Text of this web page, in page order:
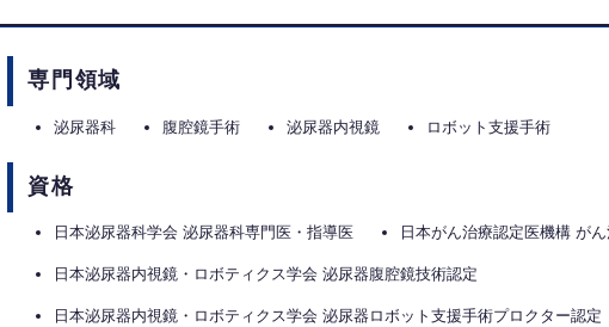
専門領域
泌尿器科 腹腔鏡手術 泌尿器内視鏡 ロボット支援手術
資格
日本泌尿器科学会 泌尿器科専門医・指導医 日本がん治療認定医機構 が
日本泌尿器内視鏡・ロボティクス学会 泌尿器腹腔鏡技術認定
日本泌尿器内視鏡・ロボティクス学会 泌尿器ロボット支援手術プロクター認定